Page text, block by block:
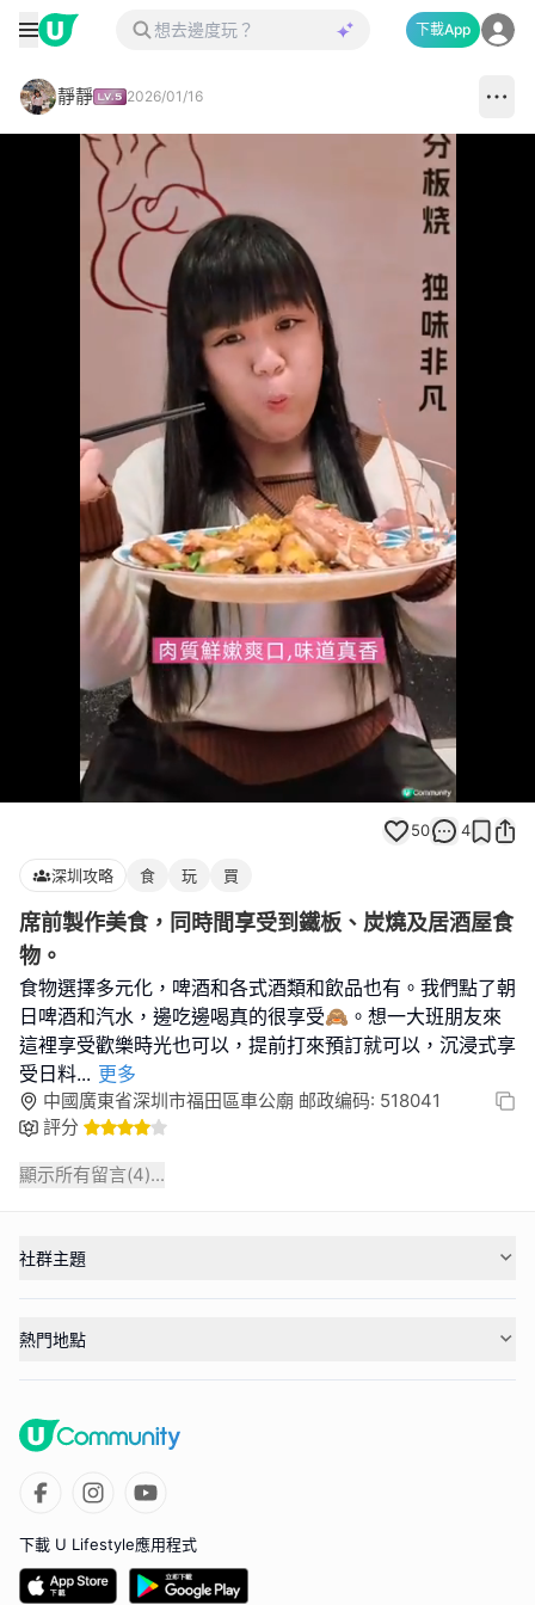
下載App
靜靜 2026/01/16
Loaded
100.00%
50 4
深圳攻略 食 玩 買
席前製作美食，同時間享受到鐵板、炭燒及居酒屋食
物。
食物選擇多元化，啤酒和各式酒類和飲品也有。我們點了朝
日啤酒和汽水，邊吃邊喝真的很享受🙈。想一大班朋友來
這裡享受歡樂時光也可以，提前打來預訂就可以，沉浸式享
受日料... 更多
中國廣東省深圳市福田區車公廟 邮政编码: 518041
評分
顯示所有留言(4)...
社群主題
熱門地點
下載 U Lifestyle應用程式